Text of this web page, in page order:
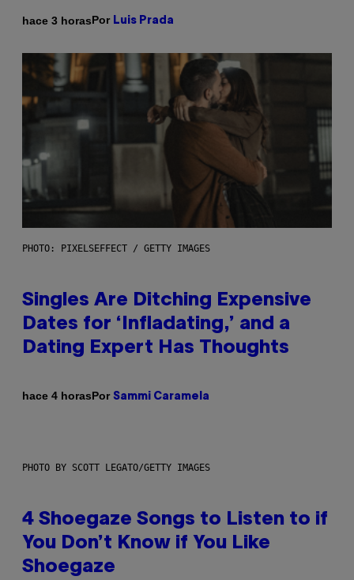
hace 3 horasPor Luis Prada
PHOTO: PIXELSEFFECT / GETTY IMAGES
Singles Are Ditching Expensive
Dates for ‘Infladating,’ and a
Dating Expert Has Thoughts
hace 4 horasPor Sammi Caramela
PHOTO BY SCOTT LEGATO/GETTY IMAGES
4 Shoegaze Songs to Listen to if
You Don’t Know if You Like
Shoegaze